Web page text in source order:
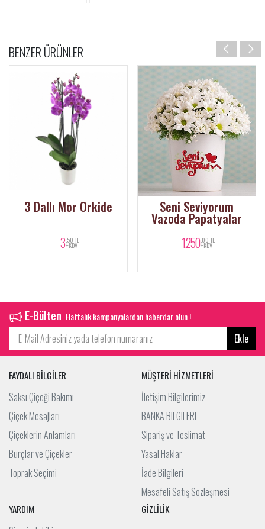
BENZER ÜRÜNLER
3 Dallı Mor Orkide
3 ,50 TL
+KDV
Seni Seviyorum
Vazoda Papatyalar
1.250,00 TL
+KDV
E-Bülten Haftalık kampanyalardan haberdar olun !
Ekle
FAYDALI BİLGİLER
Saksı Çiçeği Bakımı
Çiçek Mesajları
Çiçeklerin Anlamları
Burçlar ve Çiçekler
Toprak Seçimi
MÜŞTERİ HİZMETLERİ
İletişim Bilgilerimiz
BANKA BILGILERI
Sipariş ve Teslimat
Yasal Haklar
İade Bilgileri
Mesafeli Satış Sözleşmesi
YARDIM GİZLİLİK